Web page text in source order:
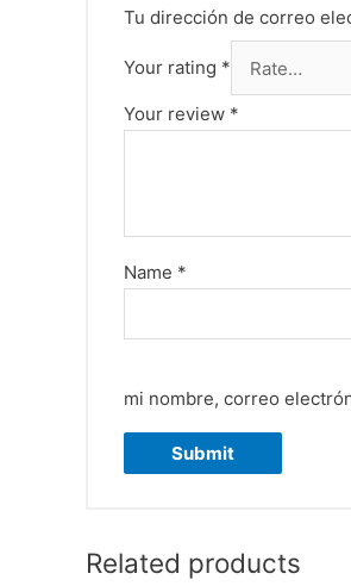
Tu dirección de correo
Your rating *
Your review *
Name *
mi nombre, correo
Related products